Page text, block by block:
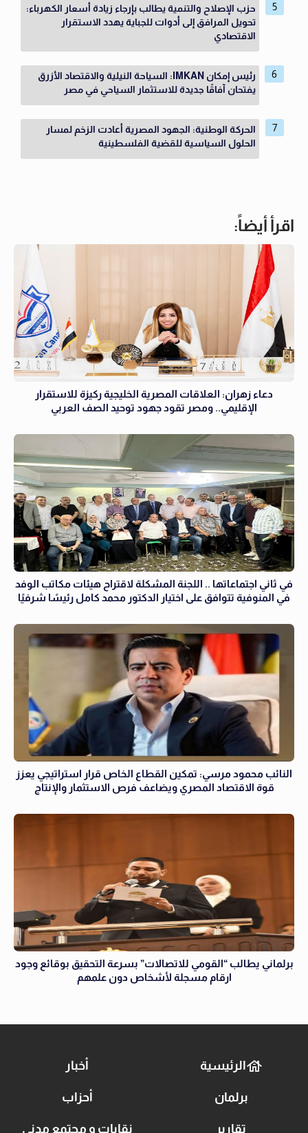
حزب الإصلاح والتنمية يطالب بإرجاء زيادة أسعار الكهرباء:
تحويل المرافق إلى أدوات للجباية يهدد الاستقرار
الاقتصادي
رئيس إمكان IMKAN: السياحة النيلية والاقتصاد الأزرق
يفتحان آفاقًا جديدة للاستثمار السياحي في مصر
الحركة الوطنية: الجهود المصرية أعادت الزخم لمسار
الحلول السياسية للقضية الفلسطينية
اقرأ أيضاً:
دعاء زهران: العلاقات المصرية الخليجية ركيزة للاستقرار
الإقليمي.. ومصر تقود جهود توحيد الصف العربي
في ثاني اجتماعاتها .. اللجنة المشكلة لاقتراح هيئات مكاتب الوفد
في المنوفية تتوافق على اختيار الدكتور محمد كامل رئيسًا شرفيًا
النائب محمود مرسي: تمكين القطاع الخاص قرار استراتيجي يعزز
قوة الاقتصاد المصري ويضاعف فرص الاستثمار والإنتاج
برلماني يطالب “القومي للاتصالات” بسرعة التحقيق بوقائع وجود
ارقام مسجلة لأشخاص دون علمهم
الرئيسية أخبار
برلمان أحزاب
تقارير نقابات و مجتمع مدني